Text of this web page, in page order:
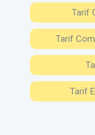
Tarif
Tarif
Tarif